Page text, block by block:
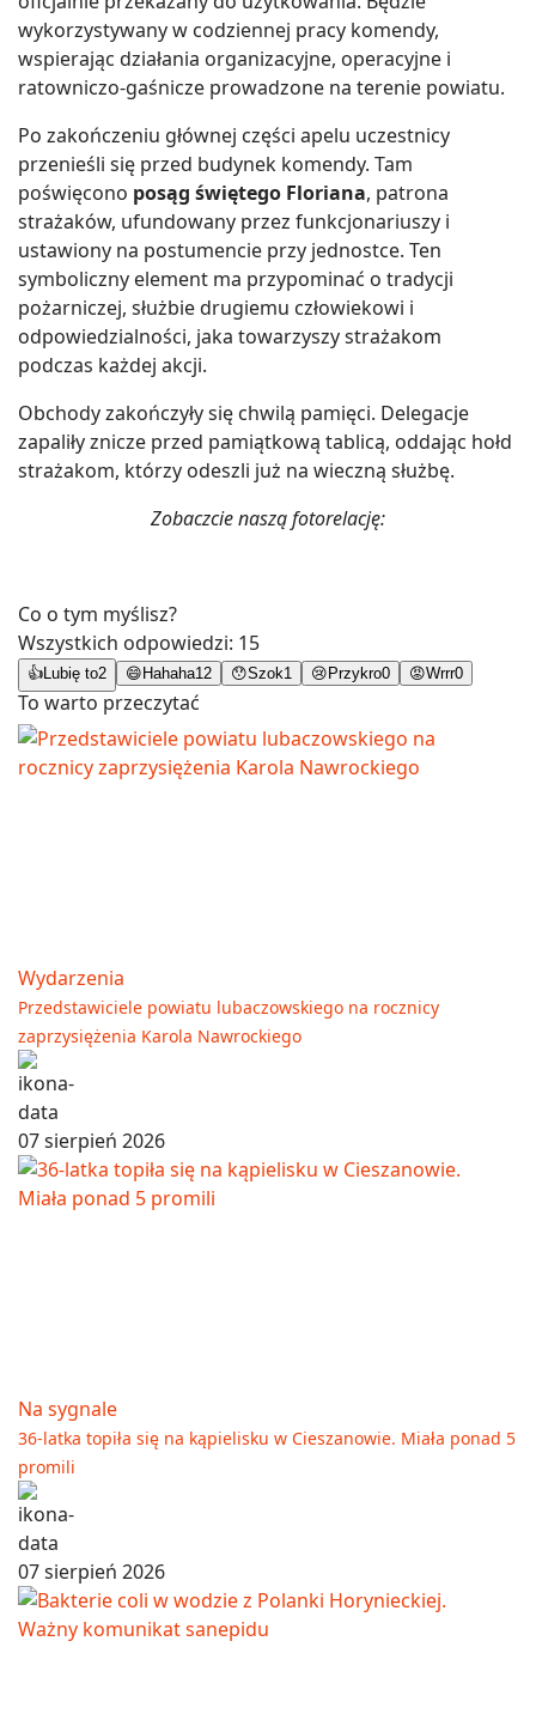
wykorzystywany w codziennej pracy komendy,
wspierając działania organizacyjne, operacyjne i
ratowniczo-gaśnicze prowadzone na terenie powiatu.
Po zakończeniu głównej części apelu uczestnicy
przenieśli się przed budynek komendy. Tam
poświęcono posąg świętego Floriana, patrona
strażaków, ufundowany przez funkcjonariuszy i
ustawiony na postumencie przy jednostce. Ten
symboliczny element ma przypominać o tradycji
pożarniczej, służbie drugiemu człowiekowi i
odpowiedzialności, jaka towarzyszy strażakom
podczas każdej akcji.
Obchody zakończyły się chwilą pamięci. Delegacje
zapaliły znicze przed pamiątkową tablicą, oddając hołd
strażakom, którzy odeszli już na wieczną służbę.
Zobaczcie naszą fotorelację:
Co o tym myślisz?
Wszystkich odpowiedzi: 15
👍 Lubię to2 😄 Hahaha12 😯Szok1 😢 Przykro0 😡Wrrr0
To warto przeczytać
Wydarzenia
Przedstawiciele powiatu lubaczowskiego na rocznicy
zaprzysiężenia Karola Nawrockiego
07 sierpień 2026
Na sygnale
36-latka topiła się na kąpielisku w Cieszanowie. Miała ponad 5
promili
07 sierpień 2026